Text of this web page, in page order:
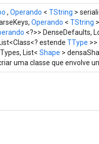
, Operando < TString >
Operando < TString
<?>> DenseDefaults,
estende TType
List< Shape >
uma classe que envolve